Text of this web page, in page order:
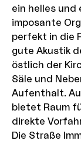
ein helles und
imposante
perfekt in die
gute Akustik
östlich der
Säle und
Aufenthalt.
bietet Raum
direkte
Die Straße